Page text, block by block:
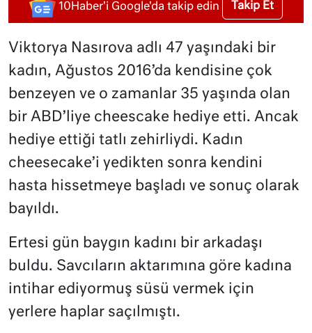
10Haber'i Google'da takip edin Takip Et
Viktorya Nasırova adlı 47 yaşındaki bir
kadın, Ağustos 2016’da kendisine çok
benzeyen ve o zamanlar 35 yaşında olan
bir ABD’liye cheescake hediye etti. Ancak
hediye ettiği tatlı zehirliydi. Kadın
cheesecake’i yedikten sonra kendini
hasta hissetmeye başladı ve sonuç olarak
bayıldı.
Ertesi gün baygın kadını bir arkadaşı
buldu. Savcıların aktarımına göre kadına
intihar ediyormuş süsü vermek için
yerlere haplar saçılmıştı.